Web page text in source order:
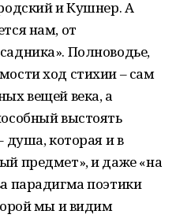
и Кушнер. А
нам, от
Полноводье,
ход стихии – сам
вещей века, а
выстоять
душа, которая и в
предмет», и даже «на
парадигма поэтики
мы и видим